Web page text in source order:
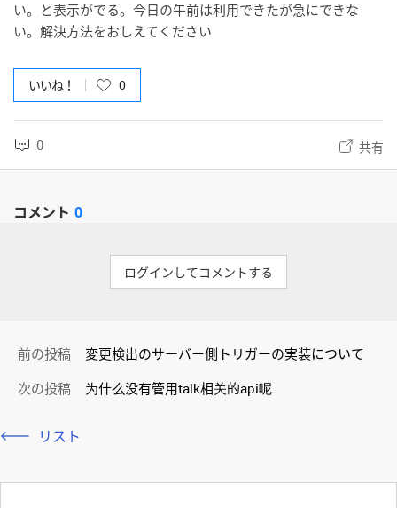
い。と表示がでる。今日の午前は利用できたが急にできな
い。解決方法をおしえてください
いいね！ 0
0 共有
コメント 0
ログインしてコメントする
前の投稿
変更検出のサーバー側トリガーの実装について
次の投稿
为什么没有管用talk相关的api呢
リスト